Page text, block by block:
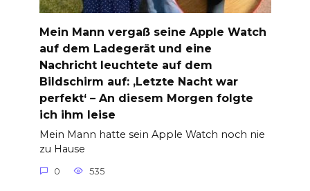
Mein Mann vergaß seine Apple Watch
auf dem Ladegerät und eine
Nachricht leuchtete auf dem
Bildschirm auf: ‚Letzte Nacht war
perfekt‘ – An diesem Morgen folgte
ich ihm leise
Mein Mann hatte sein Apple Watch noch nie
zu Hause
0 535